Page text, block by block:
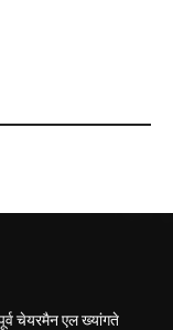
चेयरमैन एल ख्यांगते